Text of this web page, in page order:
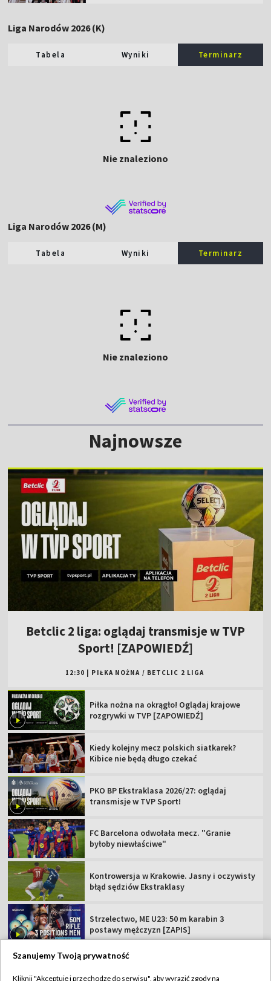
Liga Narodów 2026 (K)
Tabela Wyniki Terminarz
Nie znaleziono
Liga Narodów 2026 (M)
Tabela Wyniki Terminarz
Nie znaleziono
Najnowsze
Betclic 2 liga: oglądaj transmisje w TVP
Sport! [ZAPOWIEDŹ]
12:30 PIŁKA NOŻNA / BETCLIC 2 LIGA
Piłka nożna na okrągło! Oglądaj krajowe
rozgrywki w TVP [ZAPOWIEDŹ]
Kiedy kolejny mecz polskich siatkarek?
Kibice nie będą długo czekać
PKO BP Ekstraklasa 2026/27: oglądaj
transmisje w TVP Sport!
FC Barcelona odwołała mecz. "Granie
byłoby niewłaściwe"
Kontrowersja w Krakowie. Jasny i oczywisty
błąd sędziów Ekstraklasy
Strzelectwo, ME U23: 50 m karabin 3
postawy mężczyzn [ZAPIS]
Szanujemy Twoją prywatność
Kliknij "Akceptuję i przechodzę do serwisu", aby wyrazić zgody na